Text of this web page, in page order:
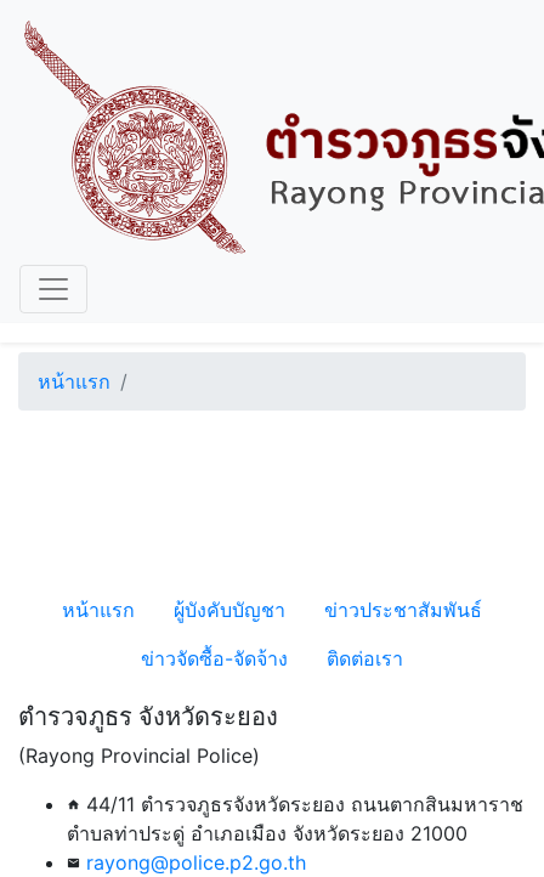
หน้าแรก
หน้าแรก ผู้บังคับบัญชา
ข่าวประชาสัมพันธ์
ข่าวจัดซื้อ-จัดจ้าง
ติดต่อเรา
ตำรวจภูธร จังหวัดระยอง
(Rayong Provincial Police)
home
44/11 ตำรวจภูธรจังหวัดระยอง ถนนตากสินมหาราช
ตำบลท่าประดู่ อำเภอเมือง จังหวัดระยอง 21000
email rayong@police.p2.go.th